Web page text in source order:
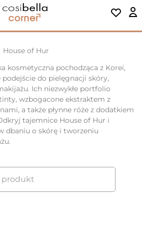
House of Hur
kosmetyczna pochodząca z Korei,
do pielęgnacji skóry,
Ich niezwykłe portfolio
wzbogacone ekstraktem z
a także płynne róże z dodatkiem
tajemnice House of Hur i
dbaniu o skórę i tworzeniu
produkt